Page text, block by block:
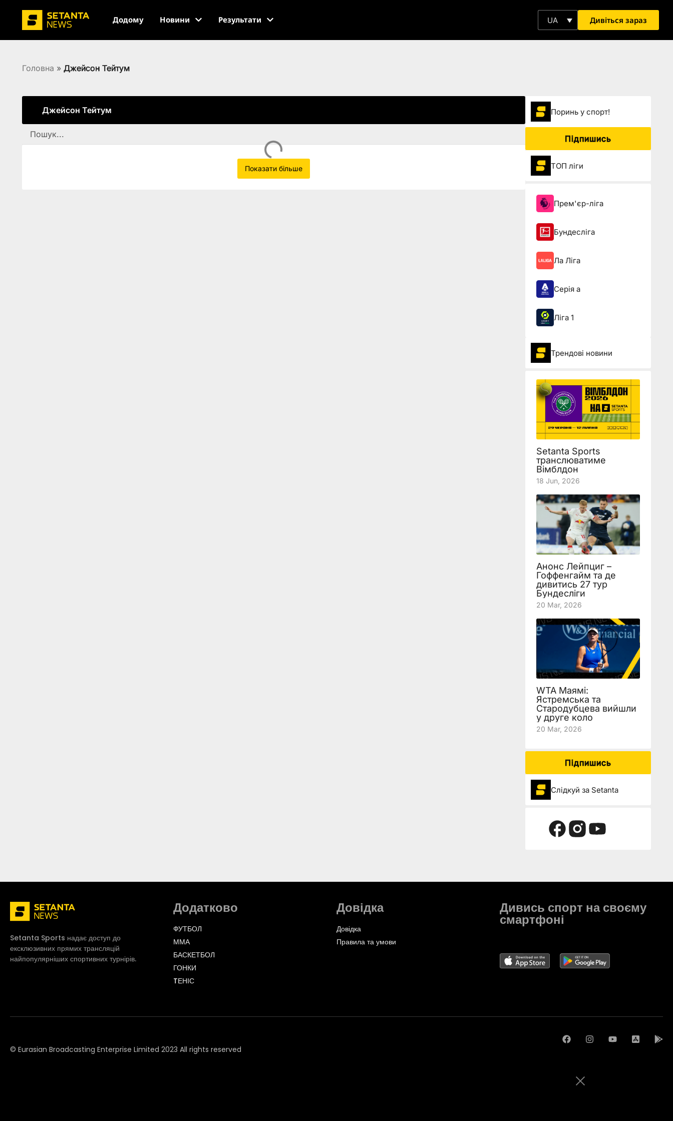
Додому Новини Результати UA Дивіться зараз
Головна » Джейсон Тейтум
Джейсон Тейтум
Показати більше
Поринь у спорт!
Підпишись
ТОП ліги
Прем'єр-ліга
Бундесліга
Ла Ліга
Серія а
Ліга 1
Трендові новини
Setanta Sports
транслюватиме
Вімблдон
18 Jun, 2026
Анонс Лейпциг –
Гоффенгайм та де
дивитись 27 тур
Бундесліги
20 Mar, 2026
WTA Маямі:
Ястремська та
Стародубцева вийшли
у друге коло
20 Mar, 2026
Підпишись
Слідкуй за Setanta
Setanta Sports надає доступ до
ексклюзивних прямих трансляцій
найпопулярніших спортивних турнірів.
Додатково
ФУТБОЛ
ММА
БАСКЕТБОЛ
ГОНКИ
TЕНІС
Довідка
Довідка
Правила та умови
Дивись спорт на своєму
смартфоні
© Eurasian Broadcasting Enterprise Limited 2023 All rights reserved